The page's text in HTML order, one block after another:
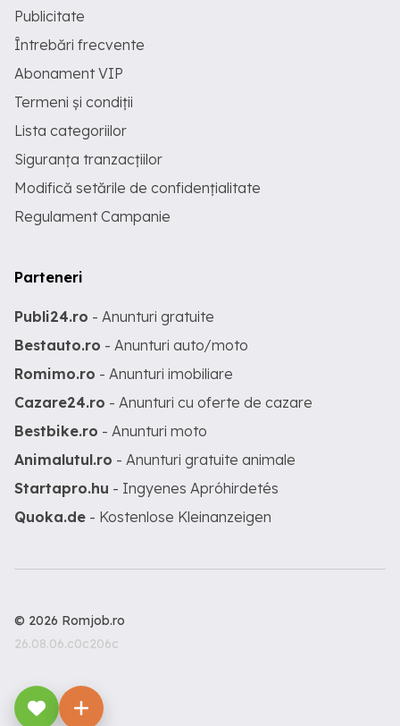
Publicitate
Întrebări frecvente
Abonament VIP
Termeni și condiții
Lista categoriilor
Siguranța tranzacțiilor
Modifică setările de confidențialitate
Regulament Campanie
Parteneri
Publi24.ro - Anunturi gratuite
Bestauto.ro - Anunturi auto/moto
Romimo.ro - Anunturi imobiliare
Cazare24.ro - Anunturi cu oferte de cazare
Bestbike.ro - Anunturi moto
Animalutul.ro - Anunturi gratuite animale
Startapro.hu - Ingyenes Apróhirdetés
Quoka.de - Kostenlose Kleinanzeigen
© 2026 Romjob.ro
26.08.06.c0c206c